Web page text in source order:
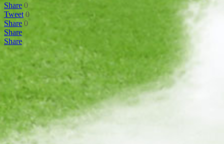
Share 0
Tweet 0
Share 0
Share
Share